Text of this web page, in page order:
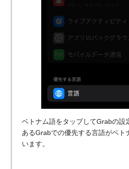
ベトナム語をタップしてGrabの設
あるGrabでの優先する言語がベト
います。